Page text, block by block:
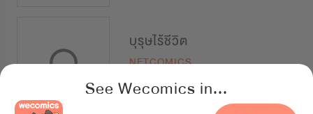
See Wecomics in...
บุรุษไร้ชีวิต
NETCOMICS